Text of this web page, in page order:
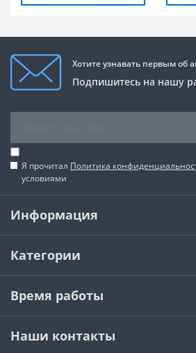
Хотите узнавать первым об
Подпишитесь на нашу
Я прочитал Политика
условиями
Информация
Категории
Время работы
Наши контакты